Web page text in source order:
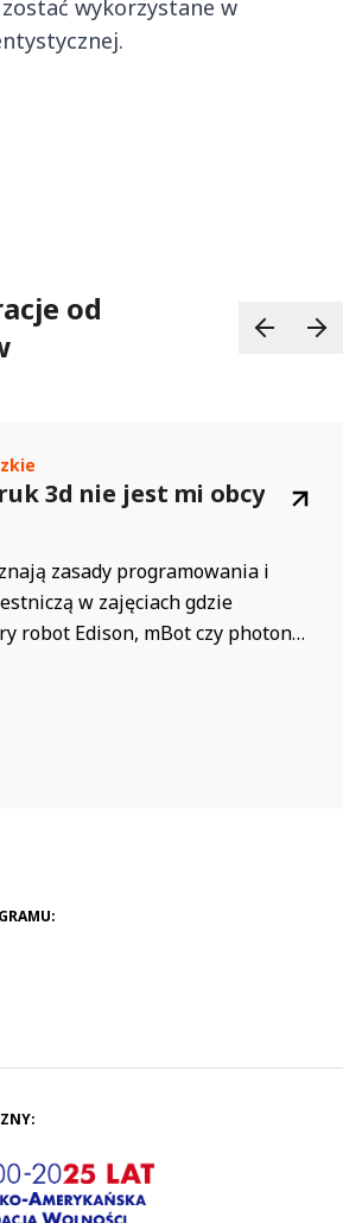
wykorzystane w
od
3d nie jest mi obcy
zasady programowania i
w zajęciach gdzie
robot Edison, mBot czy photon